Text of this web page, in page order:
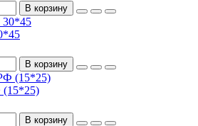
В корзину
В корзину
В корзину